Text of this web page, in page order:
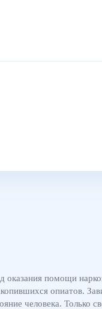
оказания помощи
опиатов.
человека. Только